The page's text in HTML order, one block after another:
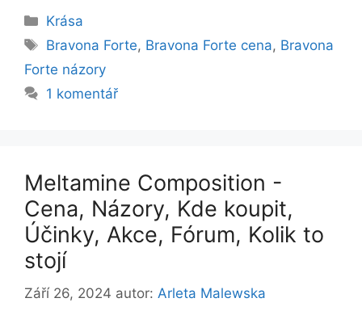
Rubriky
Krása
Štítky
Bravona Forte, Bravona Forte cena, Bravona
Forte názory
1 komentář
Meltamine Composition -
Cena, Názory, Kde koupit,
Účinky, Akce, Fórum, Kolik to
stojí
Září 26, 2024 autor: Arleta Malewska